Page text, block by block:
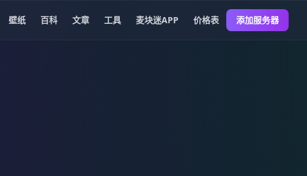
壁纸 百科 文章 工具 麦块迷APP 价格表 添加服务器